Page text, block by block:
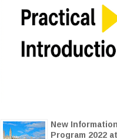
New
Program 2022